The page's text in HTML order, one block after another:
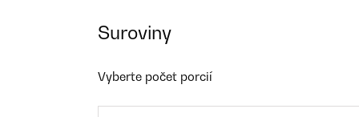
Suroviny
Vyberte počet porcií